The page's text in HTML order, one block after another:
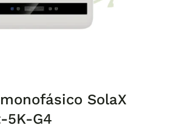
SolaX
5K-G4